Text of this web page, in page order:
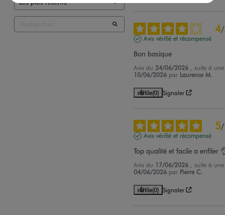
4/
Avis vérifié et récompensé
Bon basique
Avis du 24/06/2026
, suite à
10/06/2026 par Laurence M.
Utile(0) Signaler
5/
Avis vérifié et récompensé
Top qualité et facile a enfiler
Avis du 17/06/2026
, suite à
04/06/2026 par Pierre C.
Utile(0) Signaler